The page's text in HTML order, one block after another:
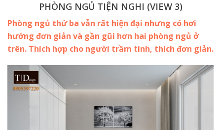
PHÒNG NGỦ TIỆN NGHI (VIEW 3)
Phòng ngủ thứ ba vẫn rất hiện đại nhưng có hơi
hướng đơn giản và gần gũi hơn hai phòng ngủ ở
trên. Thích hợp cho người trầm tính, thích đơn giản.